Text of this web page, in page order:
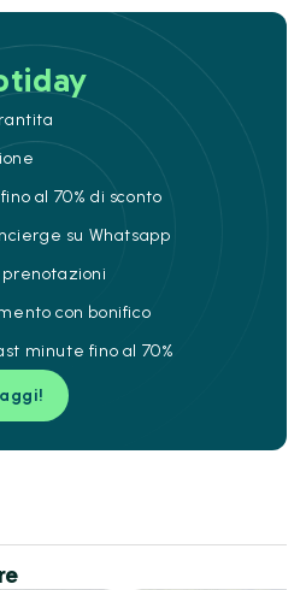
al 70% di sconto
su Whatsapp
con bonifico
minute fino al 70%